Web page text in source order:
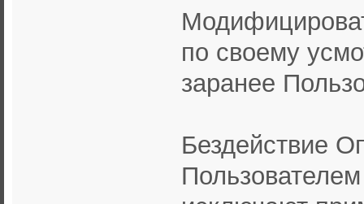
по своему
заранее
Бездействие